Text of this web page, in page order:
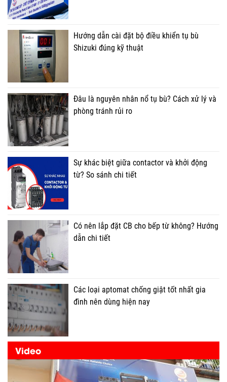
Hướng dẫn cài đặt bộ điều khiển tụ bù
Shizuki đúng kỹ thuật
Đâu là nguyên nhân nổ tụ bù? Cách xử lý và
phòng tránh rủi ro
Sự khác biệt giữa contactor và khởi động
từ? So sánh chi tiết
Có nên lắp đặt CB cho bếp từ không? Hướng
dẫn chi tiết
Các loại aptomat chống giật tốt nhất gia
đình nên dùng hiện nay
Video